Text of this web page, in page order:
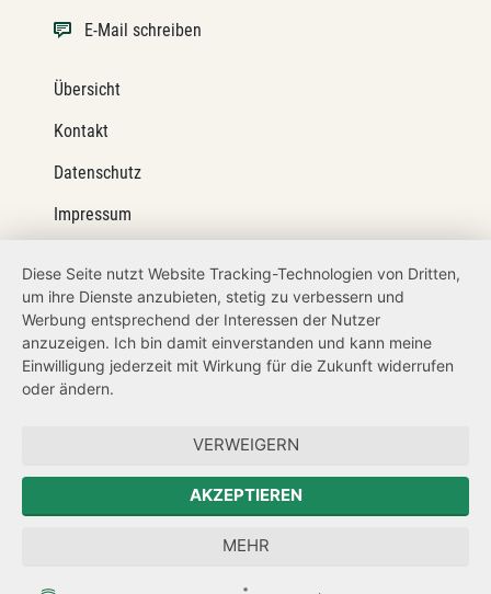
E-Mail schreiben
Übersicht
Kontakt
Datenschutz
Impressum
Netiquette
Transparenzanspruch
Hinweisgeberschutz
Forum Mitteleuropa
Der Sächsische Integrationsbeauftragte
Sächsische Landesbeauftragte zur Aufarbeitung der SED-
Diese Seite nutzt Website Tracking-Technologien von Dritten,
um ihre Dienste anzubieten, stetig zu verbessern und
Werbung entsprechend der Interessen der Nutzer
anzuzeigen. Ich bin damit einverstanden und kann meine
Einwilligung jederzeit mit Wirkung für die Zukunft widerrufen
oder ändern.
VERWEIGERN
AKZEPTIEREN
MEHR